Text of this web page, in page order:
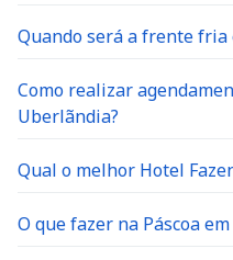
Quando será a frente fria
Como realizar
Uberlãndia?
Qual o melhor Hotel
O que fazer na Páscoa